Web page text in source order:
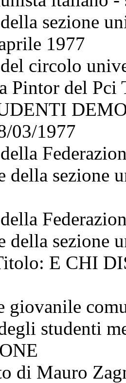
sezione
1977
circolo
Pintor del
03/1977
della sezione
della sezione
E CHI
giovanile
studenti
di Mauro